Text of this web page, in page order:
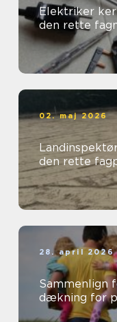
Elektriker kerteminde
den rette
02. maj 2026
Landinspektør aalborg
den rette
28. april 2026
Sammenlign
dækning for